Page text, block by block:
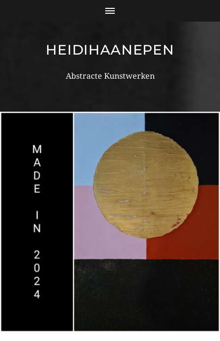
HEIDIHAANEPEN
Abstracte Kunstwerken